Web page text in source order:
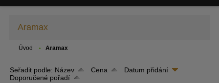
Aramax
Úvod Aramax
Seřadit podle: Název Cena
Datum přidání
Doporučené pořadí